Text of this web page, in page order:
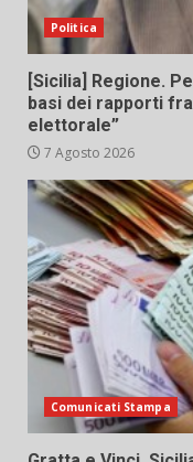
Politica
[Sicilia] Regione.
basi dei rapporti
elettorale”
7 Agosto 2026
Comunicati Stampa